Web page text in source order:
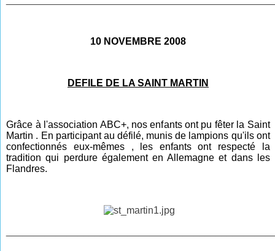
10 NOVEMBRE 2008
DEFILE DE LA SAINT MARTIN
Grâce à l'association ABC+, nos enfants ont pu fêter la Saint
Martin . En participant au défilé, munis de lampions qu'ils ont
confectionnés eux-mêmes , les enfants ont respecté la
tradition qui perdure également en Allemagne et dans les
Flandres.